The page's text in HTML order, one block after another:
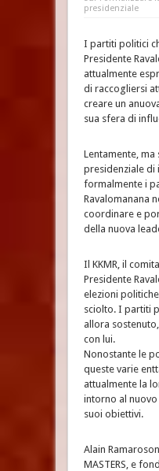
presidenziale
I partiti politici
Presidente
attualmente
di raccogliersi
creare un
sua sfera di
Lentamente, ma
presidenziale di
formalmente i
Ravalomanana
coordinare e
della nuova
Il KKMR, il
Presidente
elezioni
sciolto. I partiti
allora
con lui.
Nonostante le
queste varie
attualmente la
intorno al
suoi obiettivi.
Alain
MASTERS, e